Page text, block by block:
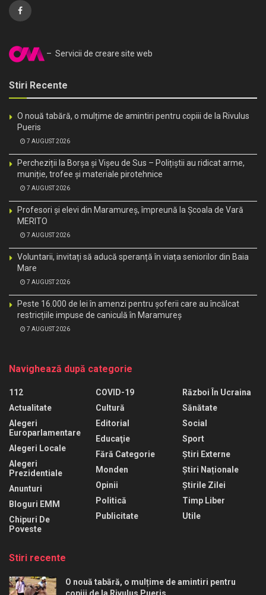
– Servicii de creare site web
Stiri Recente
O nouă tabără, o mulțime de amintiri pentru copiii de la Rivulus
Pueris
7 AUGUST 2026
Percheziții la Borșa și Vișeu de Sus – Polițiștii au ridicat arme,
muniție, trofee și materiale pirotehnice
7 AUGUST 2026
Profesori și elevi din Maramureș, împreună la Școala de Vară
MERITO
7 AUGUST 2026
Voluntarii, invitați să aducă speranță în viața seniorilor din Baia
Mare
7 AUGUST 2026
Peste 16.000 de lei în amenzi pentru șoferii care au încălcat
restricțiile impuse de caniculă în Maramureș
7 AUGUST 2026
Navighează după categorie
112
Actualitate
Alegeri
Europarlamentare
Alegeri Locale
Alegeri
Prezidentiale
Anunturi
Bloguri EMM
Chipuri De
Poveste
COVID-19
Cultură
Editorial
Educaţie
Fără Categorie
Monden
Opinii
Politică
Publicitate
Război În Ucraina
Sănătate
Social
Sport
Știri Externe
Știri Naționale
Știrile Zilei
Timp Liber
Utile
Stiri recente
O nouă tabără, o mulțime de amintiri pentru